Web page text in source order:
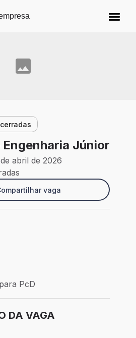
principal
Júnior
abril de 2026
vaga
Mirassol - SP
Presencial
PcD
PcD
DA VAGA